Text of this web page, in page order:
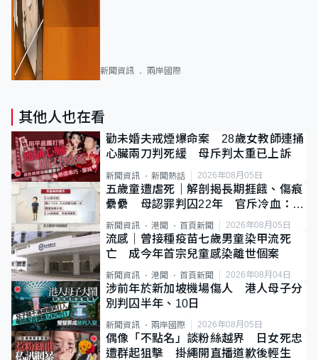
新聞資訊 兩岸國際
其他人也在看
勸未婚夫戒煙爆命案 28歲女教師連捅
心臟兩刀判死緩 母斥判太重已上訴
新聞資訊 新聞熱話 2026年08月05日
五歲童遭虐死｜解剖揭長期捱餓、傷痕
纍纍 母認罪判囚22年 官斥冷血：同
類案最惡劣
新聞資訊 港聞 首頁新聞 2026年08月05日
流感｜曾接種疫苗七歲男童染甲流死
亡 成今年首宗兒童感染離世個案
新聞資訊 港聞 首頁新聞 2026年08月04日
涉前年於新加坡機場傷人 港人母子分
別判囚半年、10日
新聞資訊 兩岸國際 2026年08月05日
偶像「不點名」談粉絲越界 日女死忠
遭群起狙擊 掛繩開直播道歉後輕生